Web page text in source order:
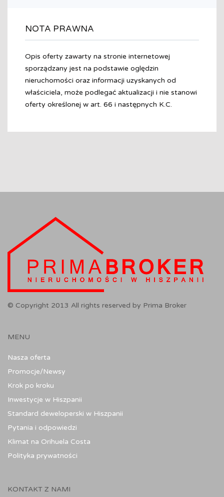
NOTA PRAWNA
Opis oferty zawarty na stronie internetowej
sporządzany jest na podstawie oględzin
nieruchomości oraz informacji uzyskanych od
właściciela, może podlegać aktualizacji i nie stanowi
oferty określonej w art. 66 i następnych K.C.
© Copyright 2013 All rights reserved by Prima Broker
MENU
Nasza oferta
Promocje/Newsy
Krok po kroku
Inwestycje w Hiszpanii
Standard deweloperski w Hiszpanii
Pytania i odpowiedzi
Klimat na Orihuela Costa
Polityka prywatności
KONTAKT Z NAMI